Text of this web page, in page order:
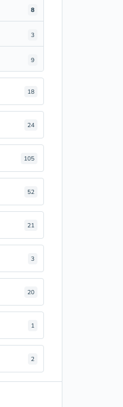
8
3
9
18
24
105
52
21
3
20
1
2